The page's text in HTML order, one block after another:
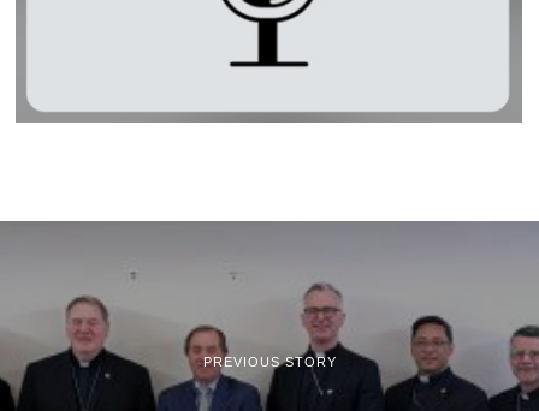
PREVIOUS STORY